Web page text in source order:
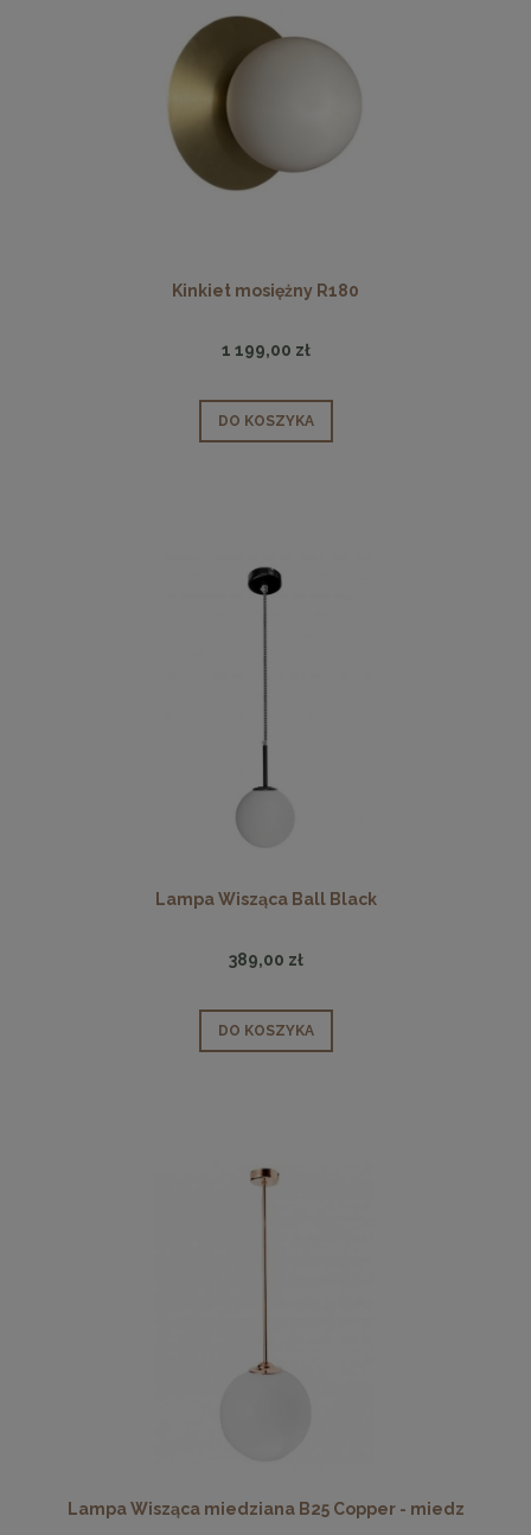
Kinkiet mosiężny R180
1 199,00 zł
DO KOSZYKA
Lampa Wisząca Ball Black
389,00 zł
DO KOSZYKA
Lampa Wisząca miedziana B25 Copper - miedz